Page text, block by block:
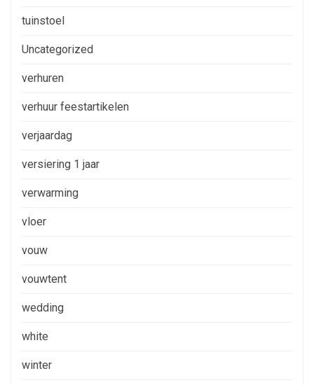
tuinstoel
Uncategorized
verhuren
verhuur feestartikelen
verjaardag
versiering 1 jaar
verwarming
vloer
vouw
vouwtent
wedding
white
winter